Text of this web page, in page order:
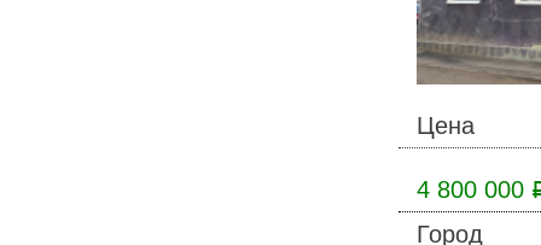
Цена
4 800 000
Город